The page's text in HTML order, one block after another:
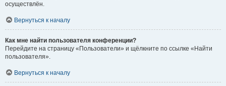
осуществлён.
Вернуться к началу
Как мне найти пользователя конференции?
Перейдите на страницу «Пользователи» и щёлкните по ссылке «Найти
пользователя».
Вернуться к началу